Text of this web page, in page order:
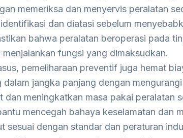
memeriksa dan menyervis peralatan
dan diatasi sebelum
bahwa peralatan beroperasi pada
fungsi yang dimaksudkan.
pemeliharaan preventif juga hemat
dalam jangka panjang dengan
dan meningkatkan masa pakai peralatan
mencegah bahaya keselamatan dan
sesuai dengan standar dan peraturan